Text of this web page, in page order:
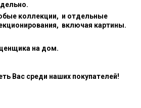
коллекции, и отдельные
включая картины.
на дом.
Вас среди наших покупателей!